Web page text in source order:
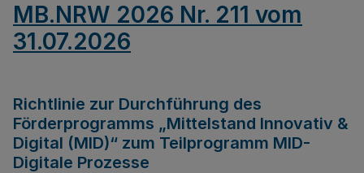
MB.NRW 2026 Nr. 211 vom
31.07.2026
Richtlinie zur Durchführung des
Förderprogramms „Mittelstand Innovativ &
Digital (MID)“ zum Teilprogramm MID-
Digitale Prozesse